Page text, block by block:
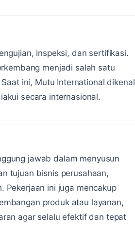
inspeksi, dan sertifikasi.
menjadi salah satu
ini, Mutu International dikenal
secara internasional.
jawab dalam menyusun
tujuan bisnis perusahaan,
Pekerjaan ini juga mencakup
produk atau layanan,
agar selalu efektif dan tepat